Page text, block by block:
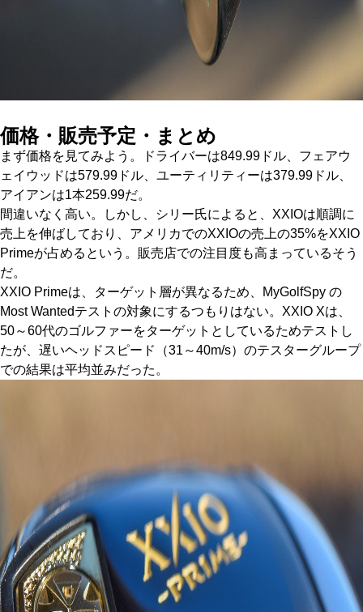
価格・販売予定・まとめ
まず価格を見てみよう。ドライバーは849.99ドル、フェアウ
ェイウッドは579.99ドル、ユーティリティーは379.99ドル、
アイアンは1本259.99だ。
間違いなく高い。しかし、シリー氏によると、XXIOは順調に
売上を伸ばしており、アメリカでのXXIOの売上の35%をXXIO
Primeが占めるという。販売店での注目度も高まっているそう
だ。
XXIO Primeは、ターゲット層が異なるため、MyGolfSpy の
Most Wantedテストの対象にするつもりはない。XXIO Xは、
50～60代のゴルファーをターゲットとしているためテストし
たが、遅いヘッドスピード（31～40m/s）のテスターグループ
での結果は平均並みだった。